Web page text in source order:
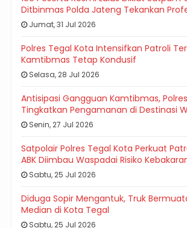
Ditbinmas Polda Jateng Tekankan
Jumat, 31 Jul 2026
Polres Tegal Kota Intensifkan Patroli
Kamtibmas Tetap Kondusif
Selasa, 28 Jul 2026
Antisipasi Gangguan Kamtibmas,
Tingkatkan Pengamanan di Destinasi
Senin, 27 Jul 2026
Satpolair Polres Tegal Kota Perkuat
ABK Diimbau Waspadai Risiko
Sabtu, 25 Jul 2026
Diduga Sopir Mengantuk, Truk
Median di Kota Tegal
Sabtu, 25 Jul 2026